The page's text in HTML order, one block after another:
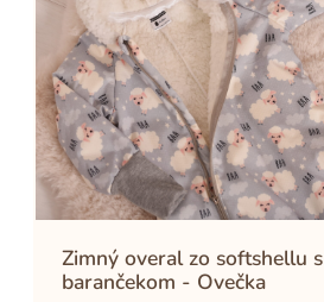
Zimný overal zo softshellu s
barančekom - Ovečka